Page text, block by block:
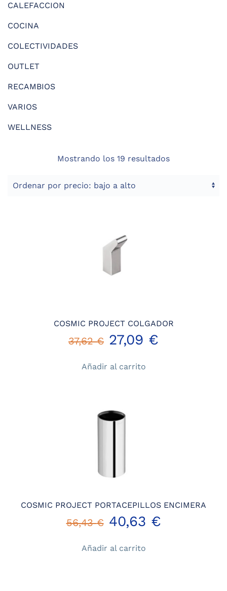
CALEFACCION
COCINA
COLECTIVIDADES
OUTLET
RECAMBIOS
VARIOS
WELLNESS
Mostrando los 19 resultadosOrdenado
COSMIC PROJECT COLGADOR
37,62€ El
precio
37,62 €.
27,09 €
Añadir al carrito
COSMIC PROJECT PORTACEPILLOS ENCIMERA
56,43€ El
precio
40,63 €El
Añadir al carrito